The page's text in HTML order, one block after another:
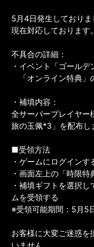
5月4日発生しておりま
現在対応しております。
不具合の詳細：
・イベント「ゴールデ
「オンライン特典」
・補填内容：
全サーバープレイヤー
旅の玉佩*3」を配布し
■受領方法
・ゲームにログインす
・画面左上の「時限
・補填ギフトを選択
ムを受領する
※受領可能期間：5月5
お客様に大変ご迷惑を
いません。